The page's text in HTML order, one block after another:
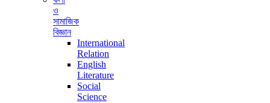
ও
সামাজিক
বিজ্ঞান
International
Relation
English
Literature
Social
Science